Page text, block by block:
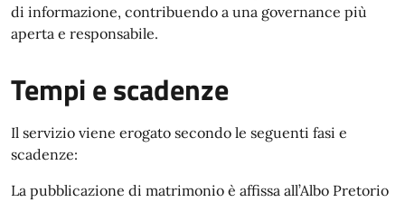
di informazione, contribuendo a una governance più
aperta e responsabile.
Tempi e scadenze
Il servizio viene erogato secondo le seguenti fasi e
scadenze:
La pubblicazione di matrimonio è affissa all’Albo Pretorio